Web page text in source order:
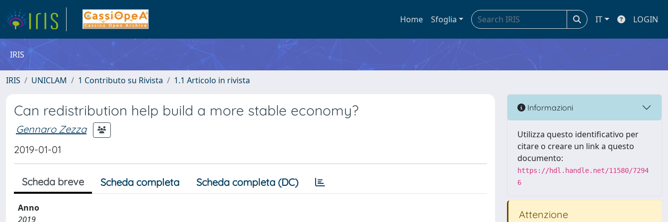
Home Sfoglia IT LOGIN
IRIS
IRIS UNICLAM 1 Contributo su Rivista 1.1 Articolo in rivista
Can redistribution help build a more stable economy?
Gennaro Zezza
2019-01-01
Scheda breve Scheda completa Scheda completa (DC)
Anno
2019
Informazioni
Utilizza questo identificativo per
citare o creare un link a questo
documento:
https://hdl.handle.net/11580/7294
6
Attenzione